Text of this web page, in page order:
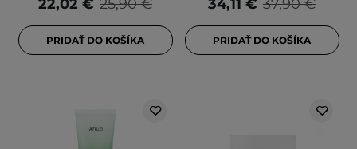
25,90 €
22,02 €
PRIDAŤ DO KOŠÍKA
37,90 €
34,11 €
PRIDAŤ DO KOŠÍKA